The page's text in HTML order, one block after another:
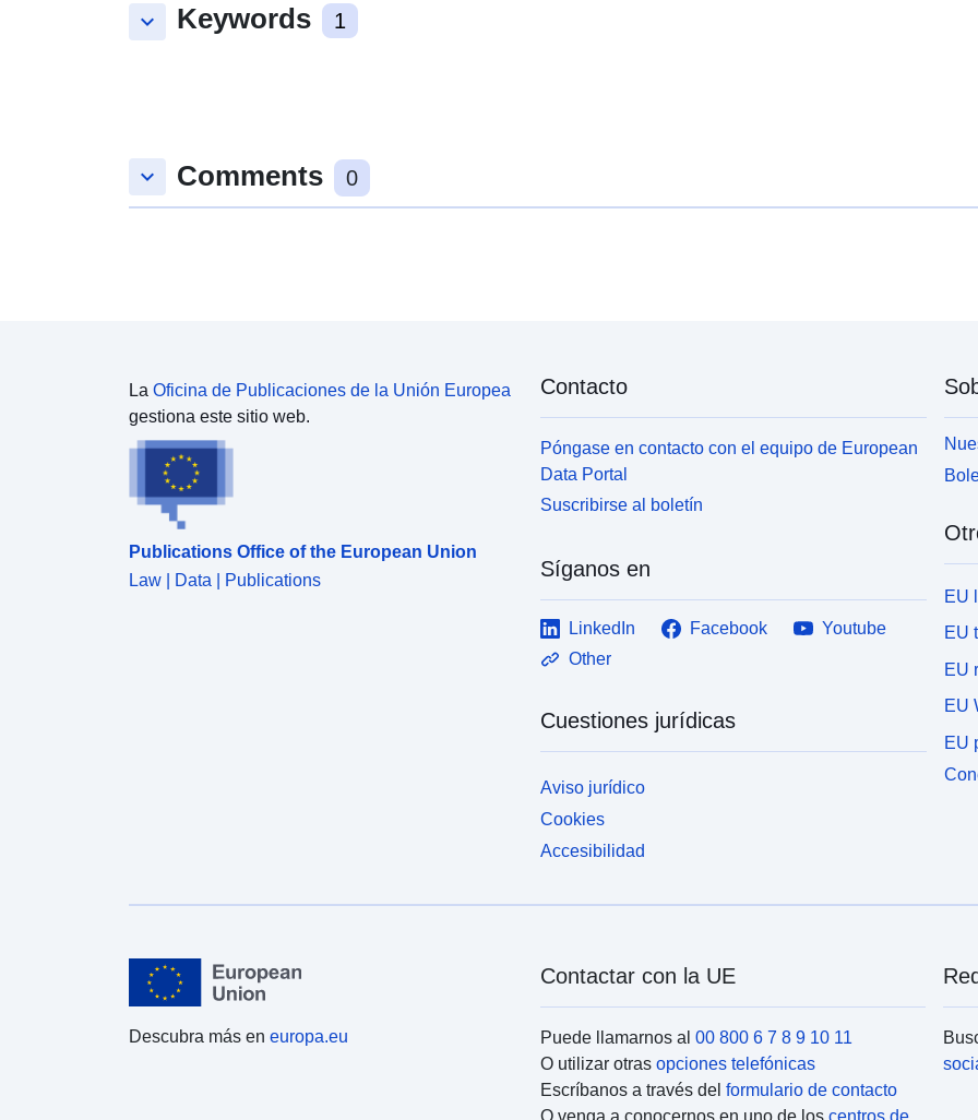
keyboard_arrow_down Keywords 1
keyboard_arrow_down Comments 0
La Oficina de Publicaciones de la Unión Europea
gestiona este sitio web.
Publications Office of the European Union
Law | Data | Publications
Contacto
Póngase en contacto con el equipo de European
Data Portal
Suscribirse al boletín
Síganos en
LinkedIn Facebook
Youtube
Other
Cuestiones jurídicas
Aviso jurídico
Cookies
Accesibilidad
EU
EU
EU
EU
EU
Descubra más en europa.eu
Contactar con la UE
Puede llamarnos al 00 800 6 7 8 9 10 11
O utilizar otras opciones telefónicas
Escríbanos a través del formulario de contacto
O venga a conocernos en uno de los centros de